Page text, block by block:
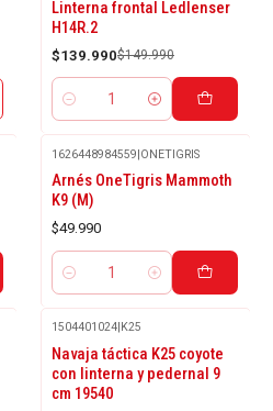
-7%
OFF
Linterna frontal Ledlenser
H14R.2
$139.990$149.990
Cantidad
1626448984559|ONETIGRIS
Arnés OneTigris Mammoth
K9 (M)
$49.990
Cantidad
-14%
OFF
1504401024 K25
Navaja táctica K25 coyote
con linterna y pedernal 9
cm 19540